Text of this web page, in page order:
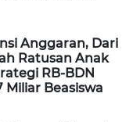
Anggaran, Dari
Ratusan Anak
RB-BDN
Miliar Beasiswa